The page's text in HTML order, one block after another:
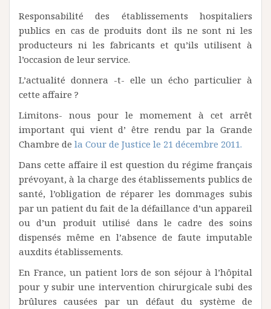
Responsabilité des établissements hospitaliers
publics en cas de produits dont ils ne sont ni les
producteurs ni les fabricants et qu’ils utilisent à
l’occasion de leur service.
L’actualité donnera -t- elle un écho particulier à
cette affaire ?
Limitons- nous pour le momement à cet arrêt
important qui vient d’ être rendu par la Grande
Chambre de la Cour de Justice le 21 décembre 2011.
Dans cette affaire il est question du régime français
prévoyant, à la charge des établissements publics de
santé, l’obligation de réparer les dommages subis
par un patient du fait de la défaillance d’un appareil
ou d’un produit utilisé dans le cadre des soins
dispensés même en l’absence de faute imputable
auxdits établissements.
En France, un patient lors de son séjour à l’hôpital
pour y subir une intervention chirurgicale subi des
brûlures causées par un défaut du système de